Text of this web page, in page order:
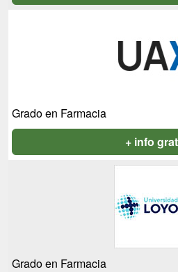
Grado en Farmacia
+ info
Grado en Farmacia